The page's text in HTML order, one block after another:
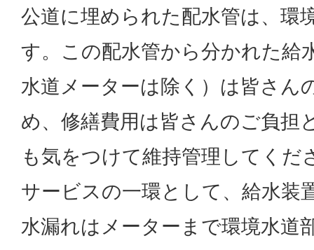
公道に埋められた配水管は、環
す。この配水管から分かれた給
水道メーターは除く）は皆さん
め、修繕費用は皆さんのご負担
も気をつけて維持管理してくだ
サービスの一環として、給水装
水漏れはメーターまで環境水道